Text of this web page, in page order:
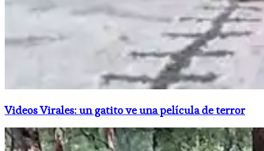
Videos Virales: un gatito ve una película de terror